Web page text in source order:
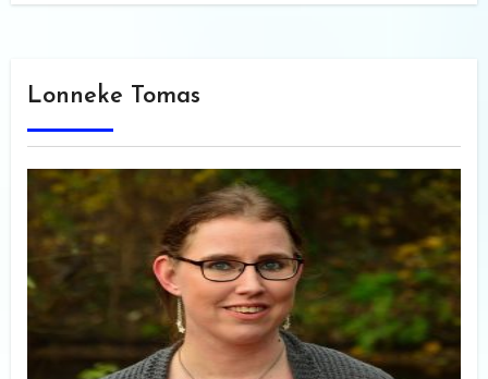
Lonneke Tomas